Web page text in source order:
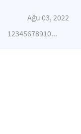
Ağu 03, 2022
12345678910...